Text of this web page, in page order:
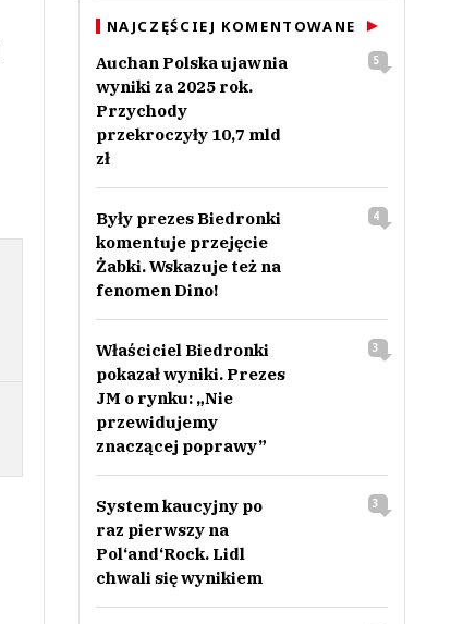
NAJCZĘŚCIEJ KOMENTOWANE
Auchan Polska ujawnia
wyniki za 2025 rok.
Przychody
przekroczyły 10,7 mld
zł
5
Były prezes Biedronki
komentuje przejęcie
Żabki. Wskazuje też na
fenomen Dino!
4
Właściciel Biedronki
pokazał wyniki. Prezes
JM o rynku: „Nie
przewidujemy
znaczącej poprawy”
3
System kaucyjny po
raz pierwszy na
Pol‘and‘Rock. Lidl
chwali się wynikiem
3